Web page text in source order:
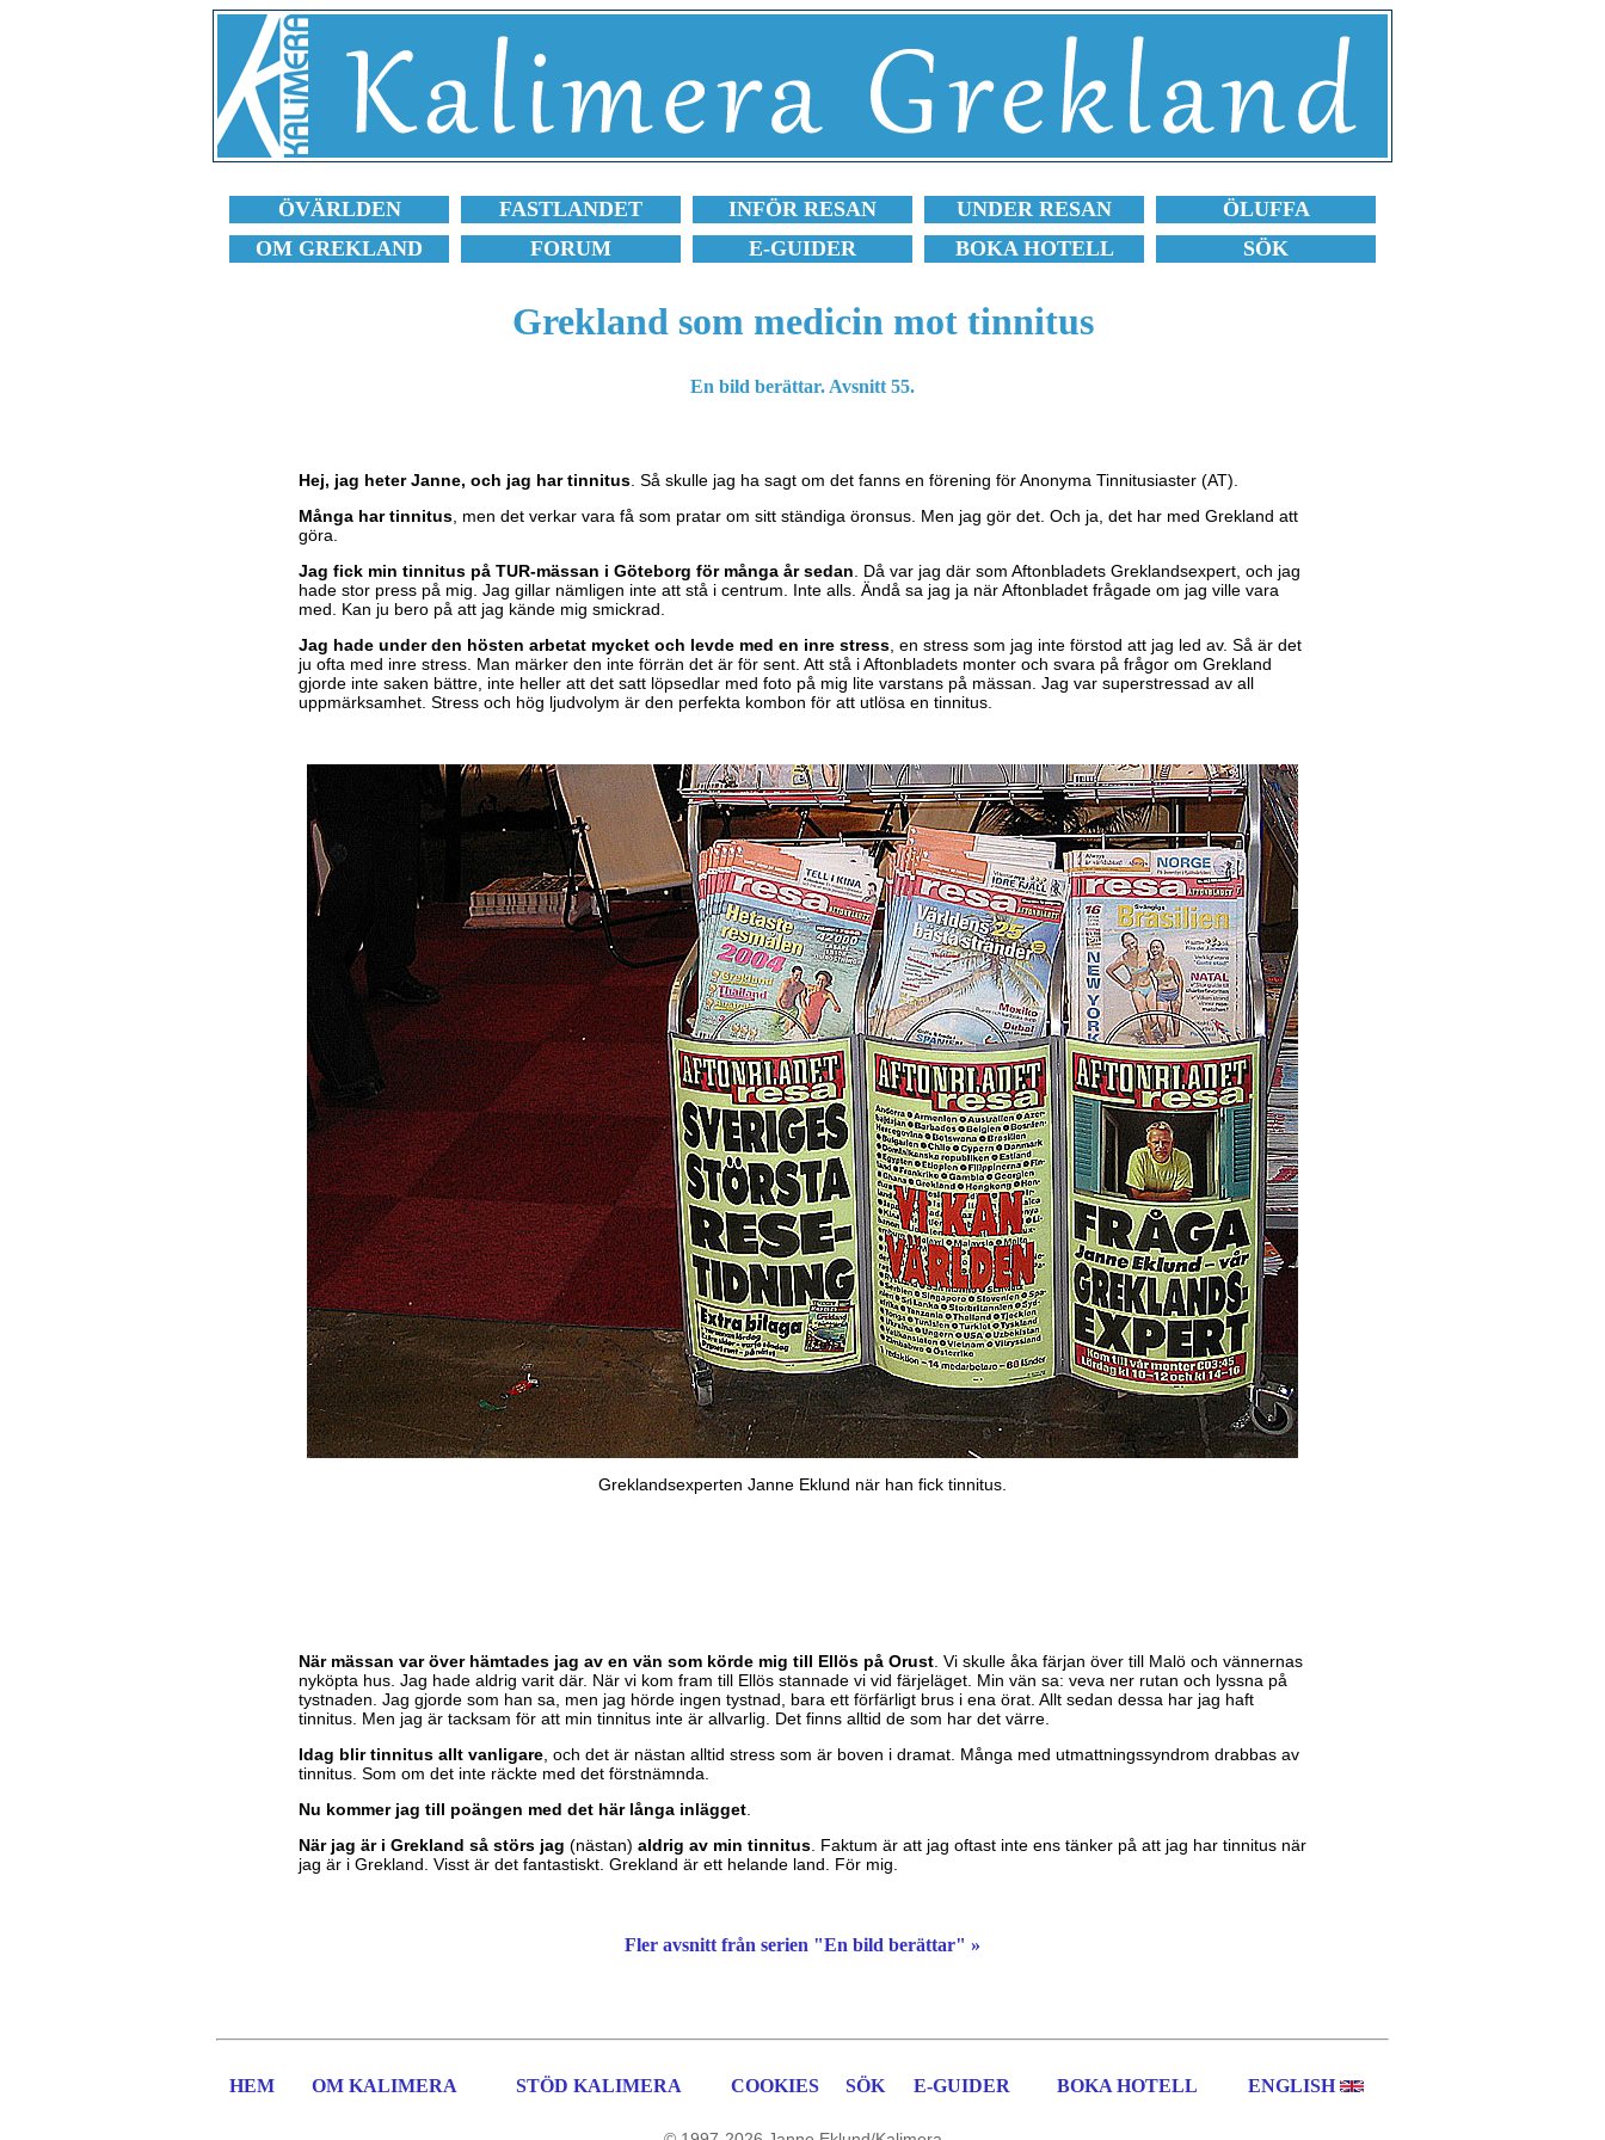
ÖVÄRLDEN FASTLANDET INFÖR RESAN UNDER RESAN
ÖLUFFA
OM GREKLAND
FORUM E-GUIDER BOKA HOTELL SÖK
Grekland som medicin mot tinnitus
En bild berättar. Avsnitt 55.
Hej, jag heter Janne, och jag har tinnitus . Så skulle jag ha sagt om det fanns en förening för Anonyma Tinnitusiaster (AT).
Många har tinnitus , men det verkar vara få som pratar om sitt ständiga öronsus. Men jag gör det. Och ja, det har med Grekland att
göra.
Jag fick min tinnitus på TUR-mässan i Göteborg för många år sedan . Då var jag där som Aftonbladets Greklandsexpert, och jag
hade stor press på mig. Jag gillar nämligen inte att stå i centrum. Inte alls. Ändå sa jag ja när Aftonbladet frågade om jag ville vara
med. Kan ju bero på att jag kände mig smickrad.
Jag hade under den hösten arbetat mycket och levde med en inre stress , en stress som jag inte förstod att jag led av. Så är det
ju ofta med inre stress. Man märker den inte förrän det är för sent. Att stå i Aftonbladets monter och svara på frågor om Grekland
gjorde inte saken bättre, inte heller att det satt löpsedlar med foto på mig lite varstans på mässan. Jag var superstressad av all
uppmärksamhet. Stress och hög ljudvolym är den perfekta kombon för att utlösa en tinnitus.
Greklandsexperten Janne Eklund när han fick tinnitus.
När mässan var över hämtades jag av en vän som körde mig till Ellös på Orust . Vi skulle åka färjan över till Malö och vännernas
nyköpta hus. Jag hade aldrig varit där. När vi kom fram till Ellös stannade vi vid färjeläget. Min vän sa: veva ner rutan och lyssna på
tystnaden. Jag gjorde som han sa, men jag hörde ingen tystnad, bara ett förfärligt brus i ena örat. Allt sedan dessa har jag haft
tinnitus. Men jag är tacksam för att min tinnitus inte är allvarlig. Det finns alltid de som har det värre.
Idag blir tinnitus allt vanligare , och det är nästan alltid stress som är boven i dramat. Många med utmattningssyndrom drabbas av
tinnitus. Som om det inte räckte med det förstnämnda.
Nu kommer jag till poängen med det här långa inlägget
När jag är i Grekland så störs jag (nästan) aldrig av min tinnitus . Faktum är att jag oftast inte ens tänker på att jag har tinnitus när
jag är i Grekland. Visst är det fantastiskt. Grekland är ett helande land. För mig.
Fler avsnitt från serien "En bild berättar" »
HEM OM KALIMERA STÖD KALIMERA COOKIES SÖK E-GUIDER BOKA HOTELL ENGLISH